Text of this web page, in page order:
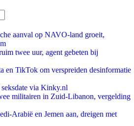
aanval op NAVO-land groeit,
twee uur, agent gebeten bij
en TikTok om verspreiden desinformatie
via Kinky.nl
militairen in Zuid-Libanon, vergelding
Arabië en Jemen aan, dreigen met